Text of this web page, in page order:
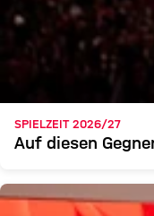
SPIELZEIT 2026/27
Auf diesen